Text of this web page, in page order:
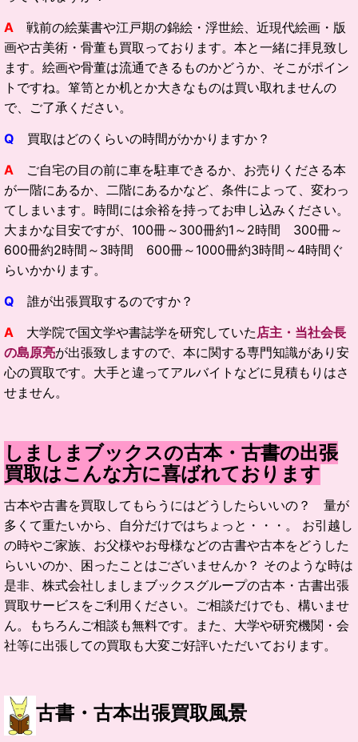
A
戦前の絵葉書や江戸期の錦絵・浮世絵、近現代絵画・版
画や古美術・骨董も買取っております。本と一緒に拝見致し
ます。絵画や骨董は流通できるものかどうか、そこがポイン
トですね。箪笥とか机とか大きなものは買い取れませんの
で、ご了承ください。
Q 買取はどのくらいの時間がかかりますか？
A ご自宅の目の前に車を駐車できるか、お売りくださる本
が一階にあるか、二階にあるかなど、条件によって、変わっ
てしまいます。時間には余裕を持ってお申し込みください。
大まかな目安ですが、100冊～300冊約1～2時間 300冊～
600冊約2時間～3時間 600冊～1000冊約3時間～4時間ぐ
らいかかります。
Q 誰が出張買取するのですか？
A 大学院で国文学や書誌学を研究していた店主・当社会長
の島原亮が出張致しますので、本に関する専門知識があり安
心の買取です。大手と違ってアルバイトなどに見積もりはさ
せません。
しましまブックスの古本・古書の出張
買取はこんな方に喜ばれております
古本や古書を買取してもらうにはどうしたらいいの？ 量が
多くて重たいから、自分だけではちょっと・・・。 お引越し
の時やご家族、お父様やお母様などの古書や古本をどうした
らいいのか、困ったことはございませんか？ そのような時は
是非、株式会社しましまブックスグループの古本・古書出張
買取サービスをご利用ください。ご相談だけでも、構いませ
ん。もちろんご相談も無料です。また、大学や研究機関・会
社等に出張しての買取も大変ご好評いただいております。
古書・古本出張買取風景